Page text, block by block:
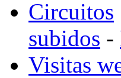
Circuitos
subidos -
Visitas